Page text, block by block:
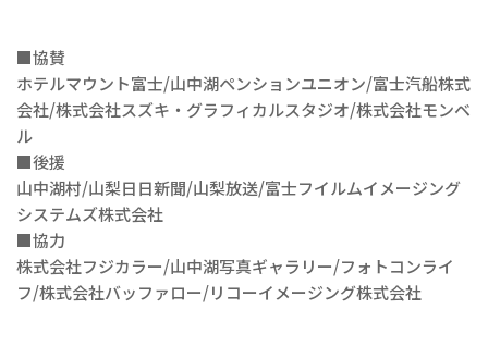
■協賛
ホテルマウント富士/山中湖ペンションユニオン/富士汽船株式
会社/株式会社スズキ・グラフィカルスタジオ/株式会社モンベ
ル
■後援
山中湖村/山梨日日新聞/山梨放送/富士フイルムイメージング
システムズ株式会社
■協力
株式会社フジカラー/山中湖写真ギャラリー/フォトコンライ
フ/株式会社バッファロー/リコーイメージング株式会社